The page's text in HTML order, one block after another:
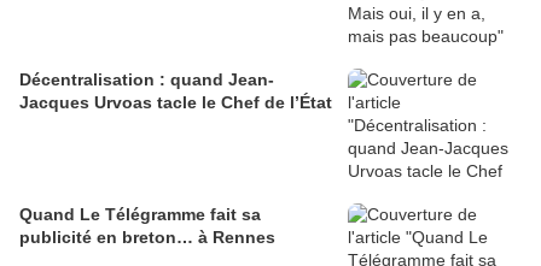
Décentralisation : quand Jean-
Jacques Urvoas tacle le Chef de l’État
Quand Le Télégramme fait sa
publicité en breton… à Rennes